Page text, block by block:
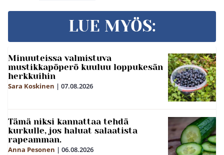
LUE MYÖS:
Minuuteissa valmistuva
mustikkapöperö kuuluu loppukesän
herkkuihin
Sara Koskinen | 07.08.2026
Tämä niksi kannattaa tehdä
kurkulle, jos haluat salaatista
rapeamman.
Anna Pesonen | 06.08.2026